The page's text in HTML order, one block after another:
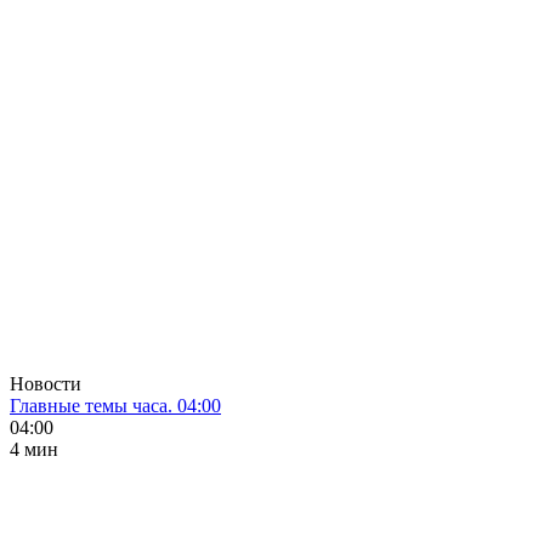
Новости
Главные темы часа. 04:00
04:00
4 мин